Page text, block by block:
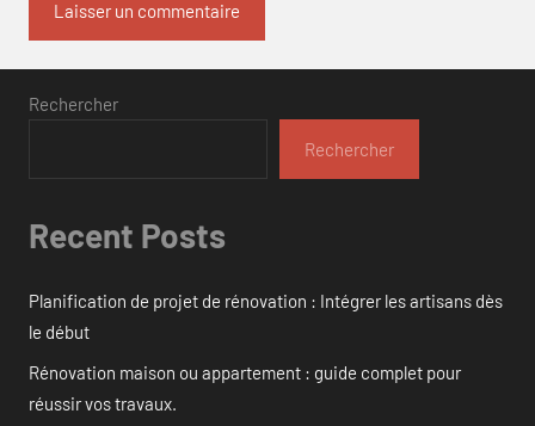
Rechercher
Rechercher
Recent Posts
Planification de projet de rénovation : Intégrer les artisans dès
le début
Rénovation maison ou appartement : guide complet pour
réussir vos travaux.